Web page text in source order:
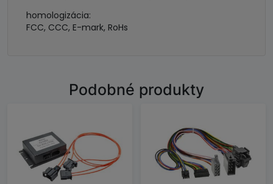
homologizácia:
FCC, CCC, E-mark, RoHs
Podobné produkty